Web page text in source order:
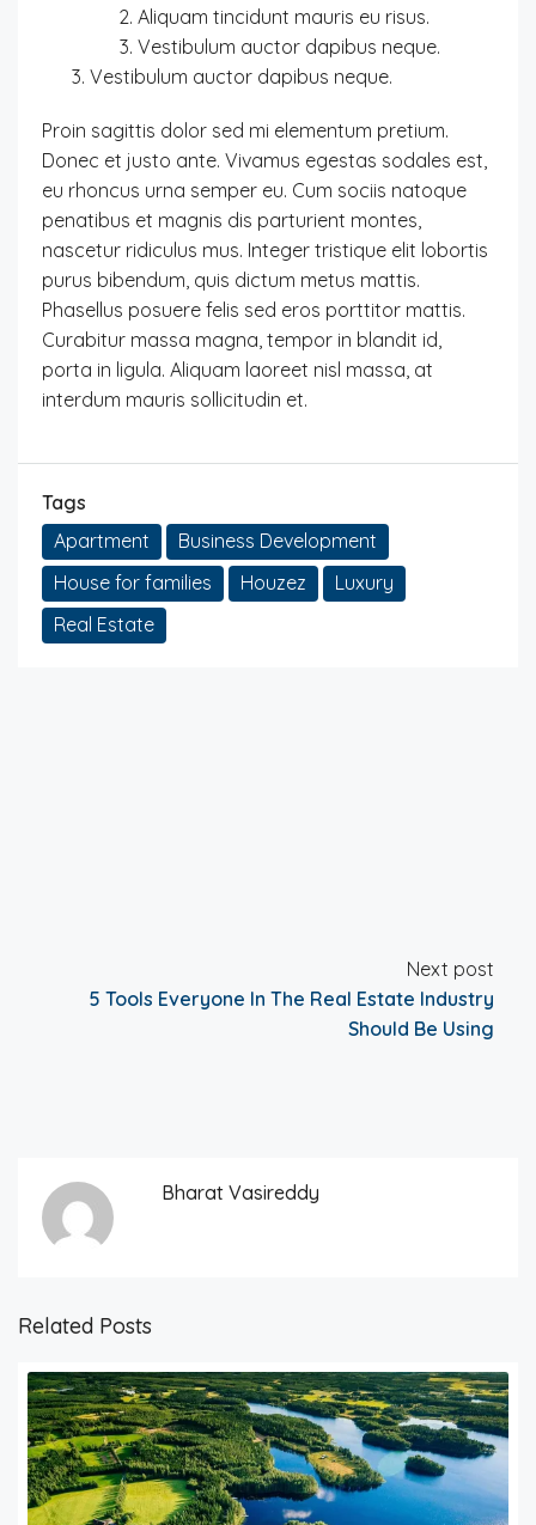
Aliquam tincidunt mauris eu risus.
Vestibulum auctor dapibus neque.
Vestibulum auctor dapibus neque.
Proin sagittis dolor sed mi elementum pretium.
Donec et justo ante. Vivamus egestas sodales est,
eu rhoncus urna semper eu. Cum sociis natoque
penatibus et magnis dis parturient montes,
nascetur ridiculus mus. Integer tristique elit lobortis
purus bibendum, quis dictum metus mattis.
Phasellus posuere felis sed eros porttitor mattis.
Curabitur massa magna, tempor in blandit id,
porta in ligula. Aliquam laoreet nisl massa, at
interdum mauris sollicitudin et.
Tags
Apartment
Business Development
House for families
Houzez
Luxury
Real Estate
Next post
5 Tools Everyone In The Real Estate Industry
Should Be Using
Bharat Vasireddy
Related Posts